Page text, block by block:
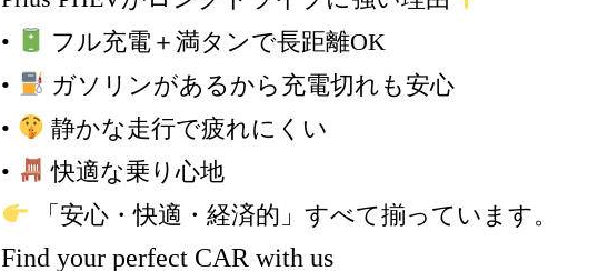
•
フル充電＋満タンで長距離OK
•
ガソリンがあるから充電切れも安心
•
静かな走行で疲れにくい
•
快適な乗り心地
「安心・快適・経済的」すべて揃っています。
Find your perfect CAR with us